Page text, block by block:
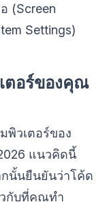
(Screen
Settings)
ตอร์ของคุณ
พิวเตอร์ของ
แนวคิดนี้
กนั้นยืนยันว่าโค้ด
วกับที่คุณทำ